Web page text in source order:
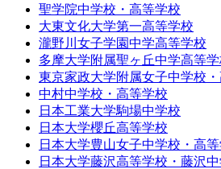
聖学院中学校・高等学校
大東文化大学第一高等学校
瀧野川女子学園中学高等学校
多摩大学附属聖ヶ丘中学高等学
東京家政大学附属女子中学校
中村中学校・高等学校
日本工業大学駒場中学校
日本大学櫻丘高等学校
日本大学豊山女子中学校・高
日本大学藤沢高等学校・藤沢